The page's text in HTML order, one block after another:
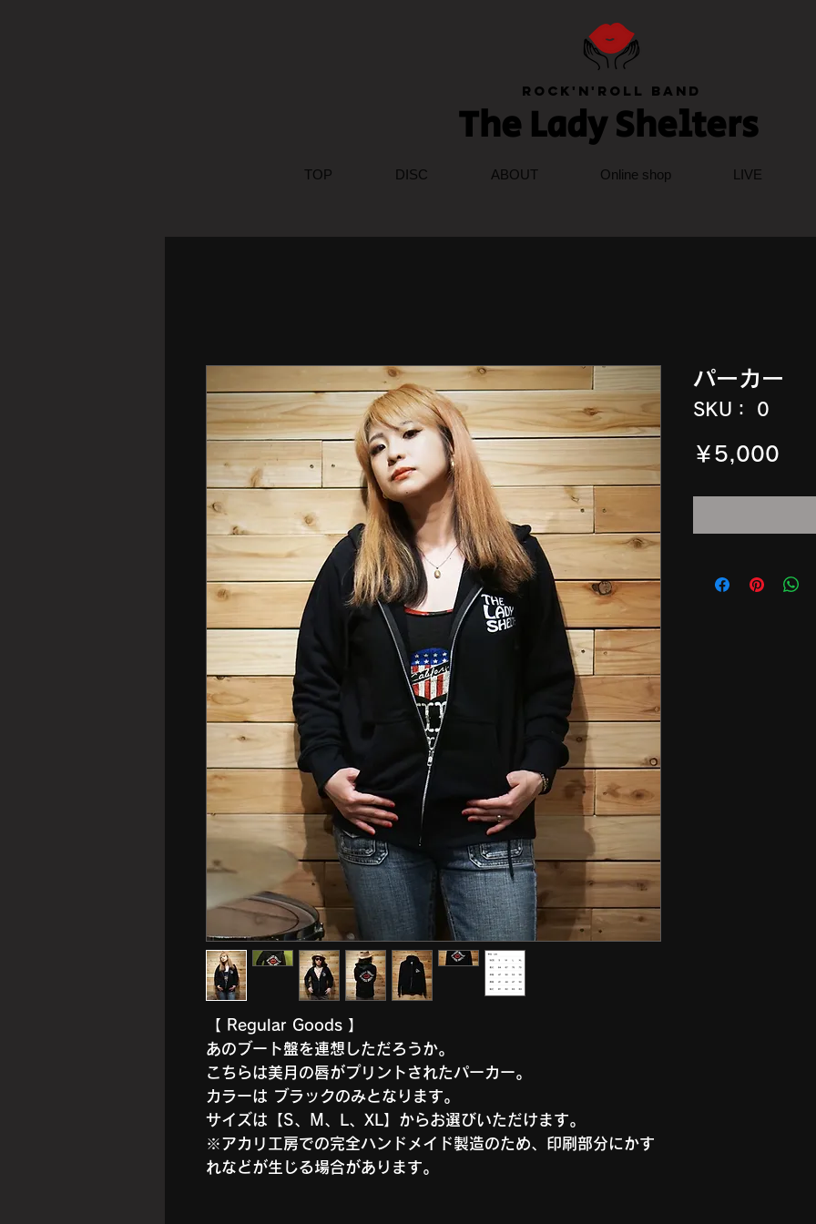
Rock'n'Roll Band
The Lady Shelters
TOP DISC ABOUT Online shop LIVE
【 Regular Goods 】
あのブート盤を連想しただろうか。
こちらは美月の唇がプリントされたパーカー。
カラーは ブラックのみとなります。
サイズは【S、M、L、XL】からお選びいただけます。
※アカリ工房での完全ハンドメイド製造のため、印刷部分にかす
れなどが生じる場合があります。
パーカー
SKU： 0
￥5,000